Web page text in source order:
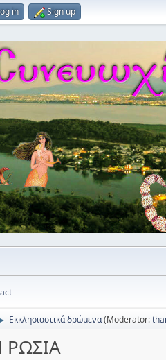
in Sign up
► Εκκλησιαστικά δρώμενα(Moderator:
ΡΩΣΙΑ